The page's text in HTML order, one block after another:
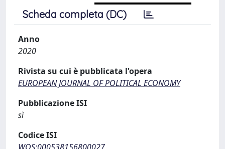
Scheda completa (DC)
Anno
2020
Rivista su cui è pubblicata l'opera
EUROPEAN JOURNAL OF POLITICAL ECONOMY
Pubblicazione ISI
sì
Codice ISI